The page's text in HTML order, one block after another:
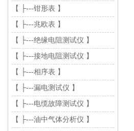
【 ├---钳形表 】
【 ├---兆欧表 】
【 ├---绝缘电阻测试仪 】
【 ├---接地电阻测试仪 】
【 ├---相序表 】
【 ├---漏电测试仪 】
【 ├---电缆故障测试仪 】
【 ├---油中气体分析仪 】